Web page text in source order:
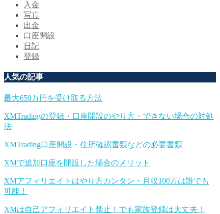
入金
写真
出金
口座開設
日記
登録
人気の記事
最大650万円を受け取る方法
XMTradingの登録・口座開設のやり方・できない場合の対処
法
XMTrading口座開設・住所確認書類などの必要書類
XMで追加口座を開設した場合のメリット
XMアフィリエイトはやり方カンタン・月収100万は誰でも
可能！
XMは自己アフィリエイト禁止！でも家族登録は大丈夫！